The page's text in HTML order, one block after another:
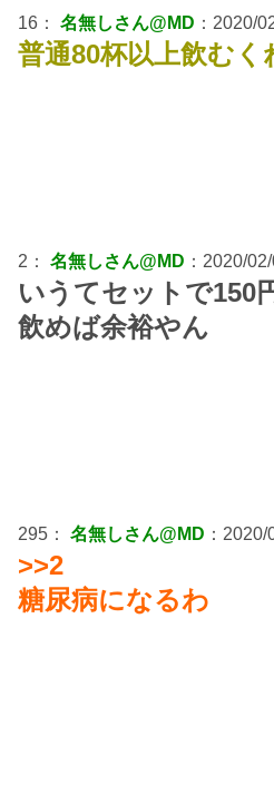
16： 名無しさん@MD ：2020/
普通80杯以上飲むく
2： 名無しさん@MD ：2020/
いうてセットで150
飲めば余裕やん
295： 名無しさん@MD ：
>>2
糖尿病になるわ